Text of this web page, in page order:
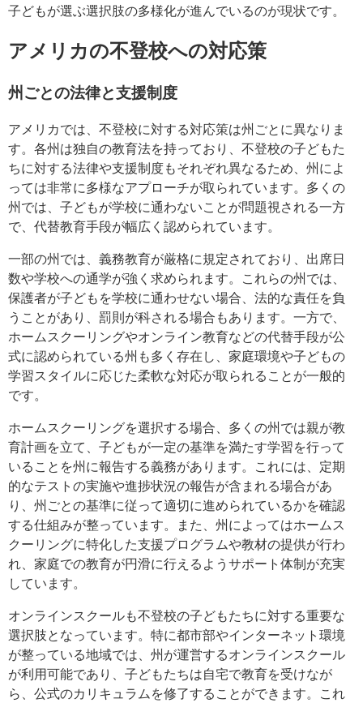
子どもが選ぶ選択肢の多様化が進んでいるのが現状です。
アメリカの不登校への対応策
州ごとの法律と支援制度
アメリカでは、不登校に対する対応策は州ごとに異なりま
す。各州は独自の教育法を持っており、不登校の子どもた
ちに対する法律や支援制度もそれぞれ異なるため、州によ
っては非常に多様なアプローチが取られています。多くの
州では、子どもが学校に通わないことが問題視される一方
で、代替教育手段が幅広く認められています。
一部の州では、義務教育が厳格に規定されており、出席日
数や学校への通学が強く求められます。これらの州では、
保護者が子どもを学校に通わせない場合、法的な責任を負
うことがあり、罰則が科される場合もあります。一方で、
ホームスクーリングやオンライン教育などの代替手段が公
式に認められている州も多く存在し、家庭環境や子どもの
学習スタイルに応じた柔軟な対応が取られることが一般的
です。
ホームスクーリングを選択する場合、多くの州では親が教
育計画を立て、子どもが一定の基準を満たす学習を行って
いることを州に報告する義務があります。これには、定期
的なテストの実施や進捗状況の報告が含まれる場合があ
り、州ごとの基準に従って適切に進められているかを確認
する仕組みが整っています。また、州によってはホームス
クーリングに特化した支援プログラムや教材の提供が行わ
れ、家庭での教育が円滑に行えるようサポート体制が充実
しています。
オンラインスクールも不登校の子どもたちに対する重要な
選択肢となっています。特に都市部やインターネット環境
が整っている地域では、州が運営するオンラインスクール
が利用可能であり、子どもたちは自宅で教育を受けなが
ら、公式のカリキュラムを修了することができます。これ